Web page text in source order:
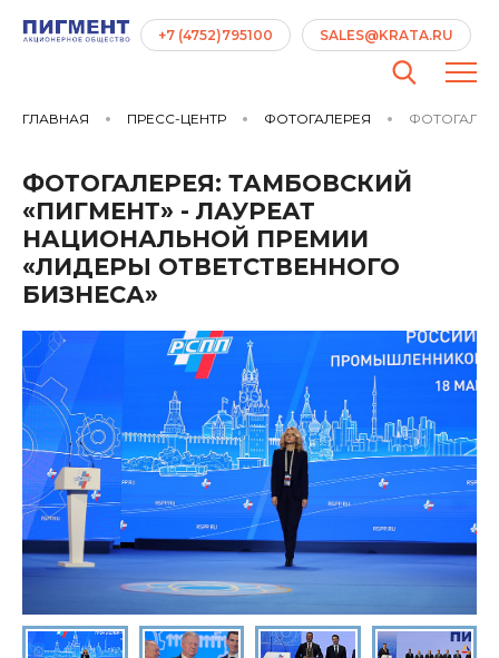
+7 (4752)795100 SALES@KRATA.RU
ГЛАВНАЯ ПРЕСС-ЦЕНТР ФОТОГАЛЕРЕЯ
ФОТОГАЛЕРЕЯ: ТАМБОВСКИЙ
«ПИГМЕНТ» - ЛАУРЕАТ
НАЦИОНАЛЬНОЙ ПРЕМИИ
«ЛИДЕРЫ ОТВЕТСТВЕННОГО
БИЗНЕСА»